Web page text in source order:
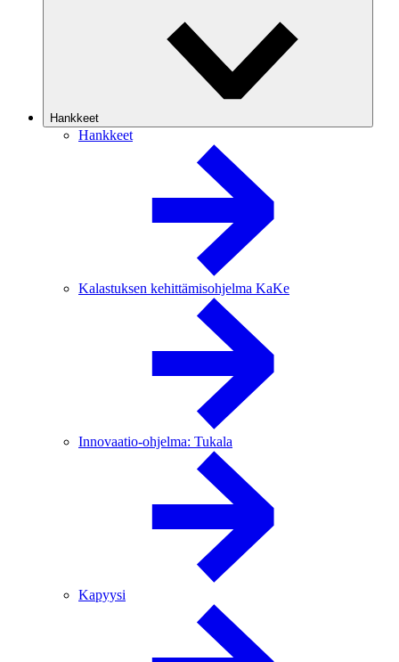
Hankkeet
Hankkeet
Kalastuksen kehittämisohjelma KaKe
Innovaatio-ohjelma: Tukala
Kapyysi